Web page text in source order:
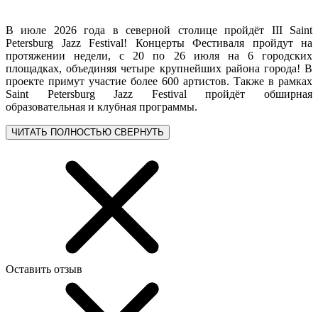
В июле 2026 года в северной столице пройдёт III Saint
Petersburg Jazz Festival! Концерты Фестиваля пройдут на
протяжении недели, с 20 по 26 июля на 6 городских
площадках, объединяя четыре крупнейших района города! В
проекте примут участие более 600 артистов. Также в рамках
Saint Petersburg Jazz Festival пройдёт обширная
образовательная и клубная программы.
ЧИТАТЬ ПОЛНОСТЬЮ СВЕРНУТЬ
Оставить отзыв